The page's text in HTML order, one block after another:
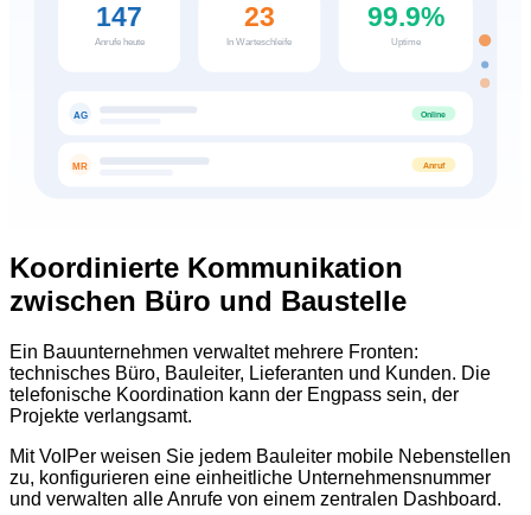
147
Anrufe heute
23
In Warteschleife
99.9%
Uptime
AG Online
MR Anruf
Koordinierte Kommunikation
zwischen Büro und Baustelle
Ein Bauunternehmen verwaltet mehrere Fronten:
technisches Büro, Bauleiter, Lieferanten und Kunden. Die
telefonische Koordination kann der Engpass sein, der
Projekte verlangsamt.
Mit VoIPer weisen Sie jedem Bauleiter mobile Nebenstellen
zu, konfigurieren eine einheitliche Unternehmensnummer
und verwalten alle Anrufe von einem zentralen Dashboard.